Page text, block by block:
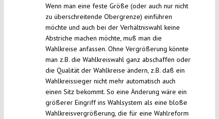
Wenn man eine feste Größe (oder auch nur nicht
zu überschreitende Obergrenze) einführen
möchte und auch bei der Verhältniswahl keine
Abstriche machen möchte, muß man die
Wahlkreise anfassen. Ohne Vergrößerung könnte
man z.B. die Wahlkreiswahl ganz abschaffen oder
die Qualität der Wahlkreise ändern, z.B. daß ein
Wahlkreissieger nicht mehr automatisch auch
einen Sitz bekommt. So eine Änderung wäre ein
größerer Eingriff ins Wahlsystem als eine bloße
Wahlkreisvergrößerung, die für eine Wahlreform